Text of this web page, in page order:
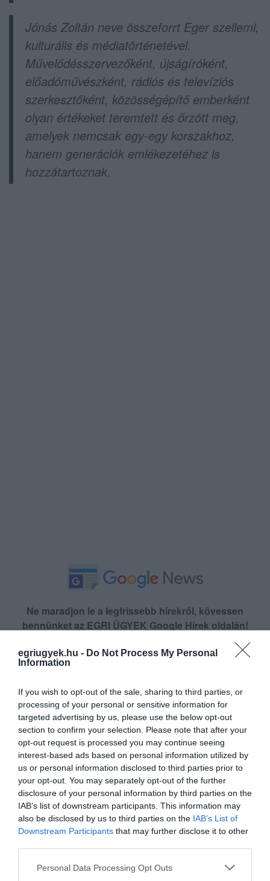
egriugyek.hu - Do Not Process My Personal
Information
If you wish to opt-out of the sale, sharing to third parties, or
processing of your personal or sensitive information for
targeted advertising by us, please use the below opt-out
section to confirm your selection. Please note that after your
opt-out request is processed you may continue seeing
interest-based ads based on personal information utilized by
us or personal information disclosed to third parties prior to
your opt-out. You may separately opt-out of the further
disclosure of your personal information by third parties on the
IAB’s list of downstream participants. This information may
also be disclosed by us to third parties on the IAB’s List of
Downstream Participants that may further disclose it to other
Please note that this website/app uses one or more Google
Personal Data Processing Opt Outs
Jónás Zoltán neve összeforrt Eger szellemi,
kulturális és médiatörténetével.
Művelődésszervezőként, újságíróként,
előadóművészként, rádiós és televíziós
szerkesztőként, közösségépítő emberként
olyan értékeket teremtett és őrzött meg,
amelyek nemcsak egy-egy korszakhoz,
hanem generációk emlékezetéhez is
hozzátartoznak.
Ne maradjon le a legfrissebb hírekről, kövessen
bennünket az EGRI ÜGYEK Google Hírek oldalán!
VISSZA A FŐOLDALRA
Legfrissebb híreink
MINDHÁROM ÜTEMBEN DOLGOZNAK A 25-
ÖS FŐÚTON EGERBEN